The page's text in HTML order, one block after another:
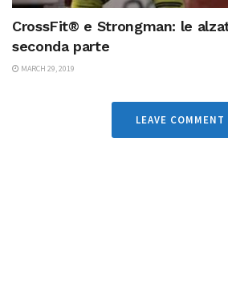
CrossFit® e Strongman: le
seconda parte
MARCH 29, 2019
LEAVE COMMENT